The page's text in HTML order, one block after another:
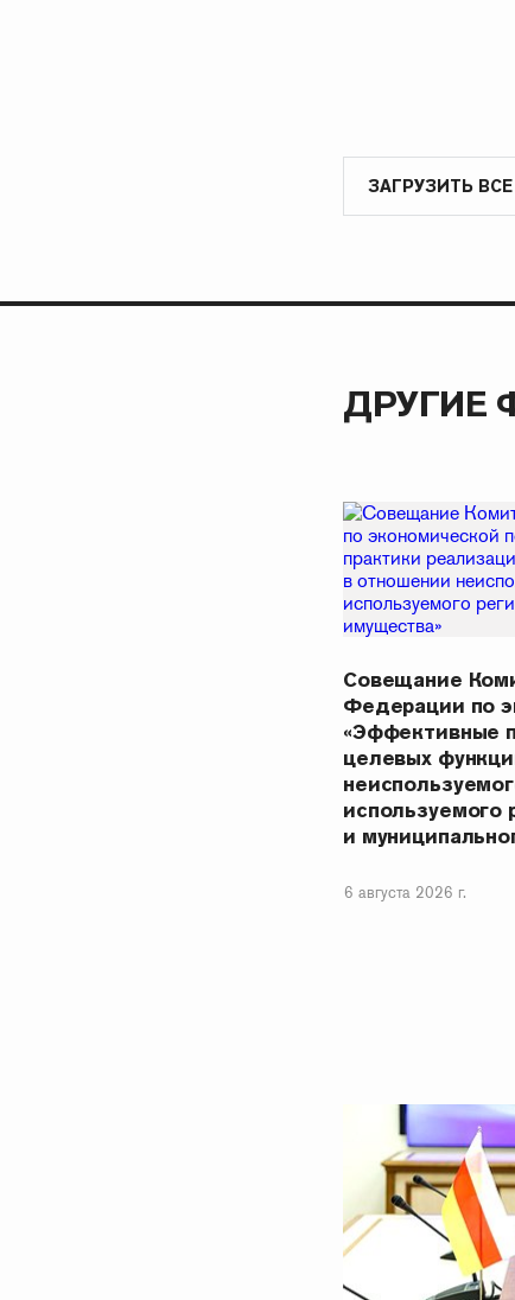
ЗАГРУЗИТЬ
ДРУГИЕ
Совещание
Федерации по
«Эффективные
целевых
используемого
и
6 августа 2026 г.